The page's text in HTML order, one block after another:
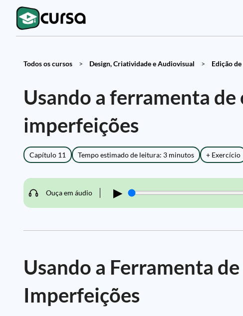
Todos os cursos > Design, Criatividade e Audiovisual > Edição
Usando a ferramenta
imperfeições
Capítulo 11 Tempo estimado de leitura: 3 minutos + Exercício
Ouça em áudio ▶
Usando a Ferramenta
Imperfeições